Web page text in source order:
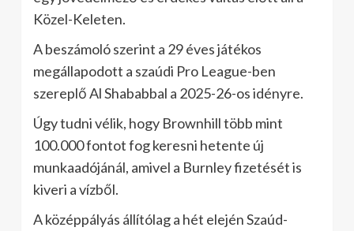
Közel-Keleten.
A beszámoló szerint a 29 éves játékos
megállapodott a szaúdi Pro League-ben
szereplő Al Shababbal a 2025-26-os idényre.
Úgy tudni vélik, hogy Brownhill több mint
100.000 fontot fog keresni hetente új
munkaadójánál, amivel a Burnley fizetését is
kiveri a vízből.
A középpályás állítólag a hét elején Szaúd-